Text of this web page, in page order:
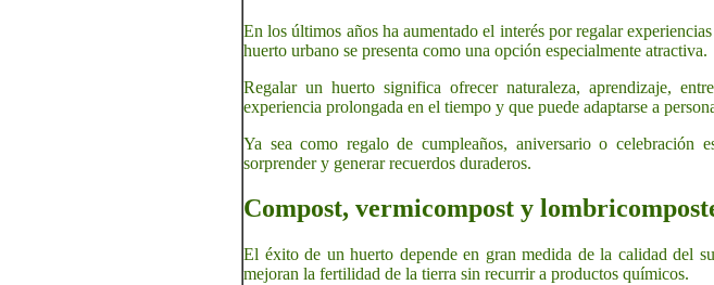
En los últimos años ha aumentado el interés por regalar
huerto urbano se presenta como una opción especialmente atractiva.
Regalar un huerto significa ofrecer naturaleza, aprendizaje,
experiencia prolongada en el tiempo y que puede adaptarse a
Ya sea como regalo de cumpleaños, aniversario o celebración
sorprender y generar recuerdos duraderos.
Compost, vermicompost y
El éxito de un huerto depende en gran medida de la calidad del
mejoran la fertilidad de la tierra sin recurrir a productos químicos.